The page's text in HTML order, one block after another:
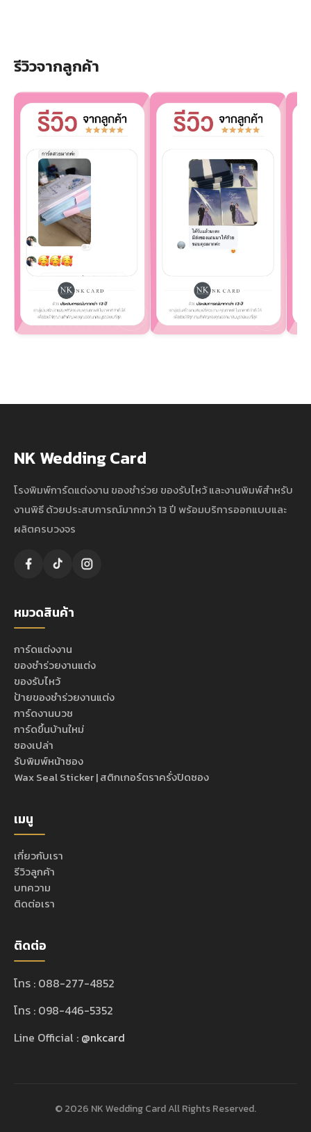
รีวิวจากลูกค้า
NK Wedding Card
โรงพิมพ์การ์ดแต่งงาน ของชำร่วย ของรับไหว้ และงานพิมพ์สำหรับ
งานพิธี ด้วยประสบการณ์มากกว่า 13 ปี พร้อมบริการออกแบบและ
ผลิตครบวงจร
หมวดสินค้า
การ์ดแต่งงาน
ของชำร่วยงานแต่ง
ของรับไหว้
ป้ายของชำร่วยงานแต่ง
การ์ดงานบวช
การ์ดขึ้นบ้านใหม่
ซองเปล่า
รับพิมพ์หน้าซอง
Wax Seal Sticker | สติกเกอร์ตราครั่งปิดซอง
เมนู
เกี่ยวกับเรา
รีวิวลูกค้า
บทความ
ติดต่อเรา
ติดต่อ
โทร : 088-277-4852
โทร : 098-446-5352
Line Official : @nkcard
© 2026 NK Wedding Card All Rights Reserved.